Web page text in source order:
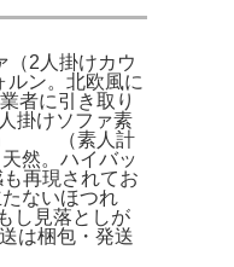
（2人掛けカウ
ルン。北欧風に
者に引き取り
掛けソファ素
（素人計
然。ハイバッ
再現されてお
ないほつれ
し見落としが
は梱包・発送